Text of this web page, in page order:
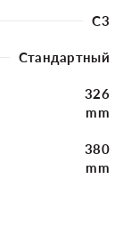
C3
Стандартный
326
mm
380
mm